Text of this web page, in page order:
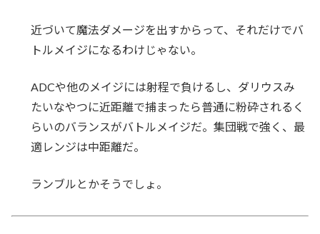
近づいて魔法ダメージを出すからって、それだけでバ
トルメイジになるわけじゃない。
ADCや他のメイジには射程で負けるし、ダリウスみ
たいなやつに近距離で捕まったら普通に粉砕されるく
らいのバランスがバトルメイジだ。集団戦で強く、最
適レンジは中距離だ。
ランブルとかそうでしょ。